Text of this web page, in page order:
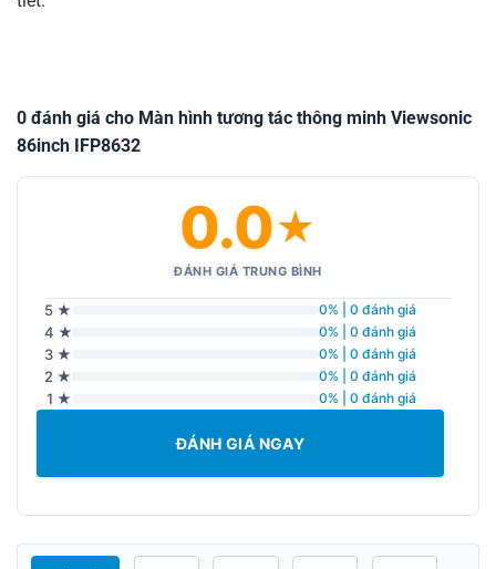
0 đánh giá cho Màn hình tương tác thông minh Viewsonic
86inch IFP8632
0.0★
ĐÁNH GIÁ TRUNG BÌNH
5 ★ 0% | 0 đánh giá
4 ★ 0% | 0 đánh giá
3 ★ 0% | 0 đánh giá
2 ★ 0% | 0 đánh giá
1 ★ 0% | 0 đánh giá
ĐÁNH GIÁ NGAY